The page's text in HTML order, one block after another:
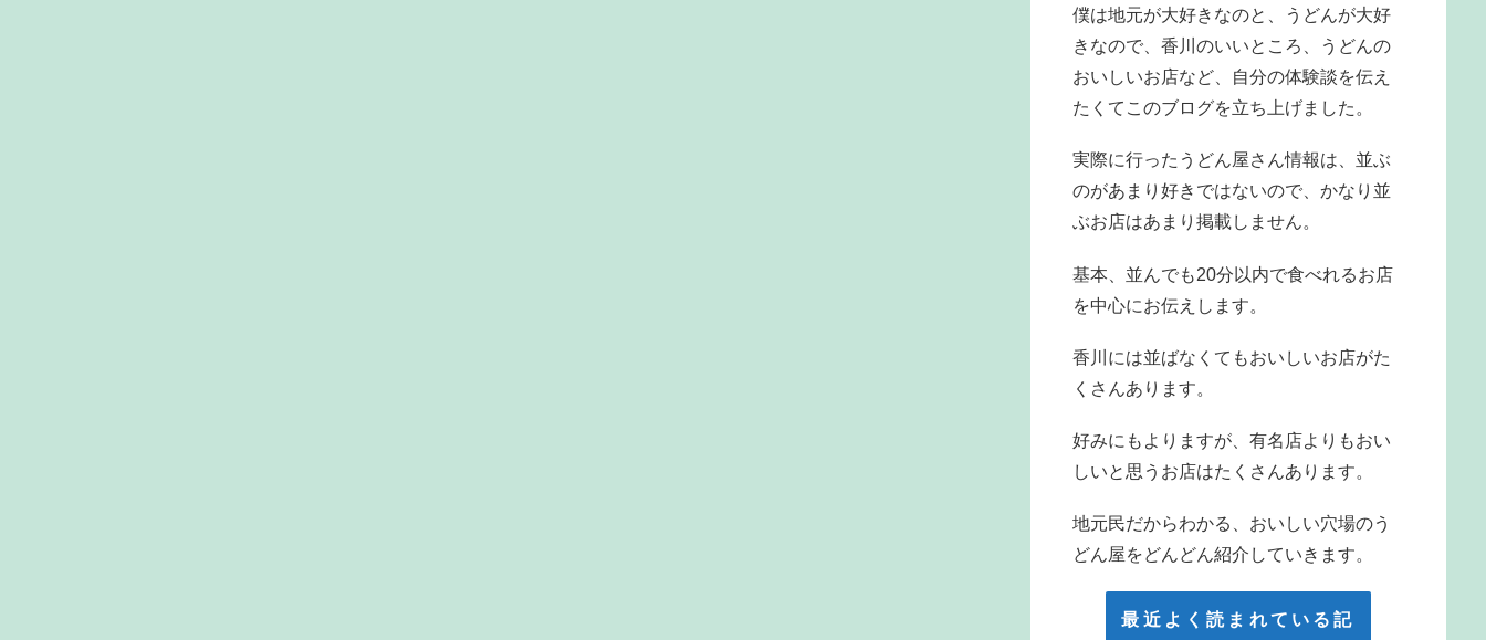
僕は地元が大好きなのと、うどんが大好
きなので、香川のいいところ、うどんの
おいしいお店など、自分の体験談を伝え
たくてこのブログを立ち上げました。
実際に行ったうどん屋さん情報は、並ぶ
のがあまり好きではないので、かなり並
ぶお店はあまり掲載しません。
基本、並んでも20分以内で食べれるお店
を中心にお伝えします。
香川には並ばなくてもおいしいお店がた
くさんあります。
好みにもよりますが、有名店よりもおい
しいと思うお店はたくさんあります。
地元民だからわかる、おいしい穴場のう
どん屋をどんどん紹介していきます。
最近よく読まれている記